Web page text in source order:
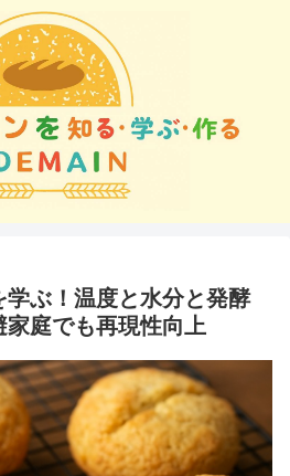
ぶ！温度と水分と発酵
庭でも再現性向上